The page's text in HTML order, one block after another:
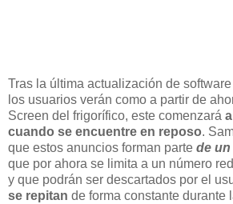
Tras la última actualización de
los usuarios verán como a partir de
Screen del frigorífico, este comenzará
cuando se encuentre en reposo.
que estos anuncios forman parte de
que por ahora se limita a un número
y que podrán ser descartados por el
se repitan de forma constante durante